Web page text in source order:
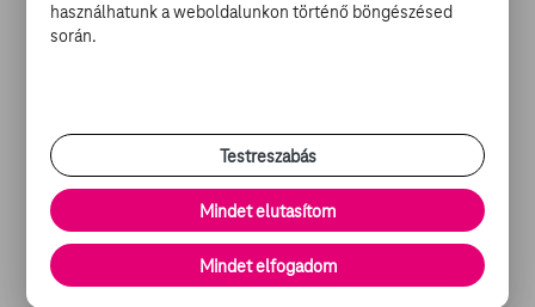
A következő versenyző „a legjobb eredeti
forgatókönyv” kategóriában a helyszínen megkapta
ragasztva olyan érési folyamatot eredményez, hogy a
matrica által fedett területen egy tetszőleges ábra
(bármilyen smiley, felirat, rajz) képződik. A cápák az
ötletet zseniálisnak találták, ám magában az üzletben
nem láttak elég nagy potenciált. Az utoljára érkező
versenyzők sem keltették kiköpött üzletember
használhatunk a weboldalunkon történő böngészésed
során.
Testreszabás
Mindet elutasítom
Mindet elfogadom